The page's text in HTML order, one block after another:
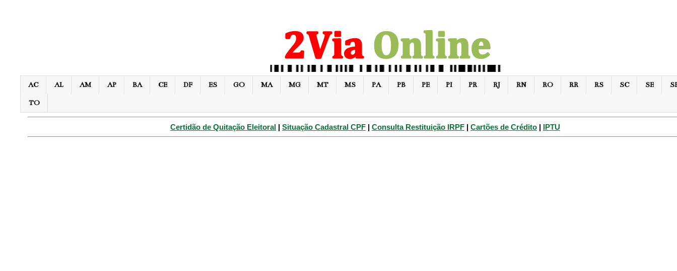
AC AL AM AP BA CE DF ES GO MA MG MT MS PA PB PE PI PR RJ RN RO RR RS SC SE
TO
Certidão de Quitação Eleitoral | Situação Cadastral CPF | Consulta Restituição IRPF | Cartões de Crédito | IPTU